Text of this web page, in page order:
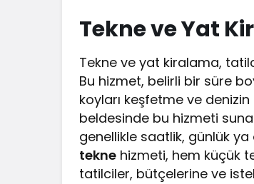
Tekne ve Yat
Tekne ve yat kiralama,
Bu hizmet, belirli bir süre
koyları keşfetme ve denizin
beldesinde bu hizmeti
genellikle saatlik, günlük
tekne hizmeti, hem küçük
tatilciler, bütçelerine ve